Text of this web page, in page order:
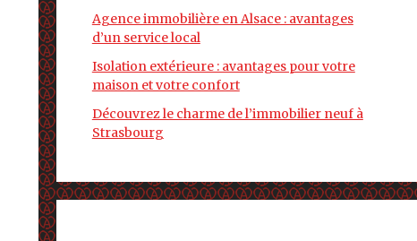
Agence immobilière en Alsace : avantages
d’un service local
Isolation extérieure : avantages pour votre
maison et votre confort
Découvrez le charme de l’immobilier neuf à
Strasbourg